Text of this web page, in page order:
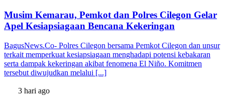
Musim Kemarau, Pemkot dan Polres Cilegon Gelar
Apel Kesiapsiagaan Bencana Kekeringan
BagusNews.Co- Polres Cilegon bersama Pemkot Cilegon dan unsur
terkait memperkuat kesiapsiagaan menghadapi potensi kebakaran
serta dampak kekeringan akibat fenomena El Niño. Komitmen
tersebut diwujudkan melalui [...]
3 hari ago